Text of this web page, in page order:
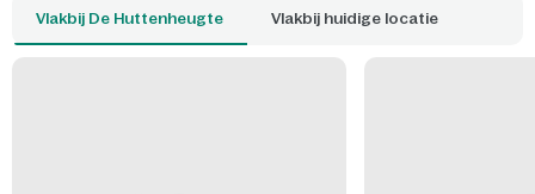
Vlakbij De Huttenheugte Vlakbij huidige locatie